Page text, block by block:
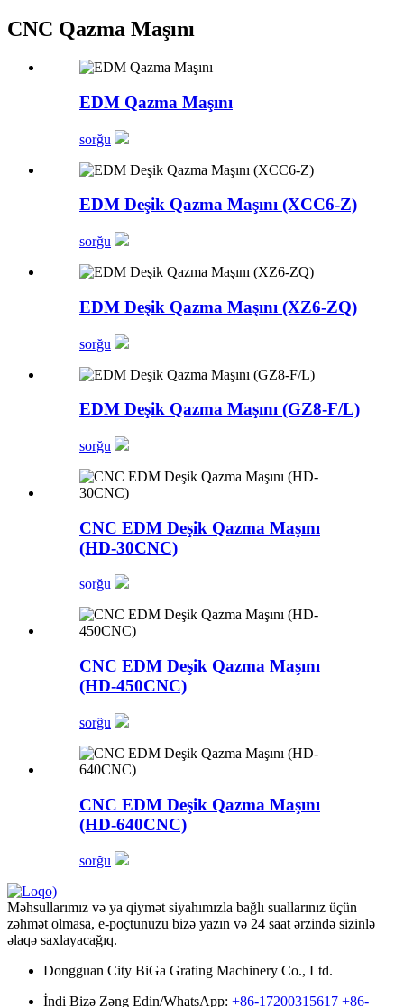
CNC Qazma Maşını
EDM Qazma Maşını
sorğu
EDM Deşik Qazma Maşını (XCC6-Z)
sorğu
EDM Deşik Qazma Maşını (XZ6-ZQ)
sorğu
EDM Deşik Qazma Maşını (GZ8-F/L)
sorğu
CNC EDM Deşik Qazma Maşını
(HD-30CNC)
sorğu
CNC EDM Deşik Qazma Maşını
(HD-450CNC)
sorğu
CNC EDM Deşik Qazma Maşını
(HD-640CNC)
sorğu
Məhsullarımız və ya qiymət siyahımızla bağlı suallarınız üçün
zəhmət olmasa, e-poçtunuzu bizə yazın və 24 saat ərzində sizinlə
əlaqə saxlayacağıq.
Dongguan City BiGa Grating Machinery Co., Ltd.
İndi Bizə Zəng Edin/WhatsApp: +86-17200315617 +86-